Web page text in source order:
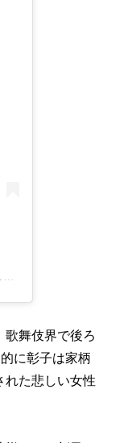
歌舞伎界で後ろ
に彰子は家柄
れた悲しい女性